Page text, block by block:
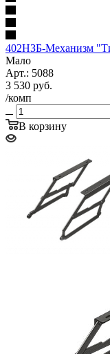
402НЗБ-Механизм
Мало
Арт.: 5088
3 530 руб.
/комп
В корзину